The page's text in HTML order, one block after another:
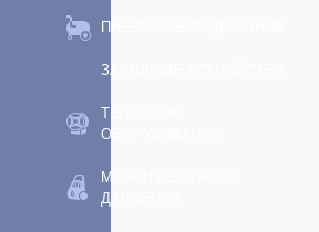
ПНЕВМООБОРУДОВАНИЕ
ЗАРЯДНЫЕ УСТРОЙСТВА
ТЕПЛОВОЕ
ОБОРУДОВАНИЕ
МОЙКИ ВЫСОКОГО
ДАВЛЕНИЯ